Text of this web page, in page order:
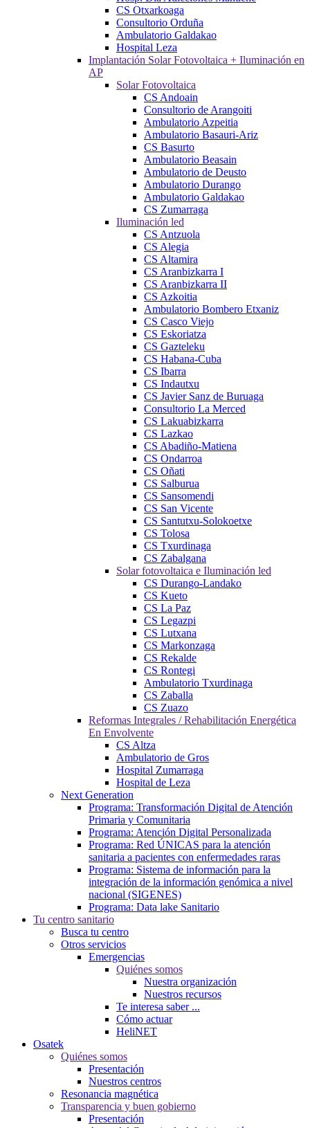
CS Otxarkoaga
Consultorio Orduña
Ambulatorio Galdakao
Hospital Leza
Implantación Solar Fotovoltaica + Iluminación en
AP
Solar Fotovoltaica
CS Andoain
Consultorio de Arangoiti
Ambulatorio Azpeitia
Ambulatorio Basauri-Ariz
CS Basurto
Ambulatorio Beasain
Ambulatorio de Deusto
Ambulatorio Durango
Ambulatorio Galdakao
CS Zumarraga
Iluminación led
CS Antzuola
CS Alegia
CS Altamira
CS Aranbizkarra I
CS Aranbizkarra II
CS Azkoitia
Ambulatorio Bombero Etxaniz
CS Casco Viejo
CS Eskoriatza
CS Gazteleku
CS Habana-Cuba
CS Ibarra
CS Indautxu
CS Javier Sanz de Buruaga
Consultorio La Merced
CS Lakuabizkarra
CS Lazkao
CS Abadiño-Matiena
CS Ondarroa
CS Oñati
CS Salburua
CS Sansomendi
CS San Vicente
CS Santutxu-Solokoetxe
CS Tolosa
CS Txurdinaga
CS Zabalgana
Solar fotovoltaica e Iluminación led
CS Durango-Landako
CS Kueto
CS La Paz
CS Legazpi
CS Lutxana
CS Markonzaga
CS Rekalde
CS Rontegi
Ambulatorio Txurdinaga
CS Zaballa
CS Zuazo
Reformas Integrales / Rehabilitación Energética
En Envolvente
CS Altza
Ambulatorio de Gros
Hospital Zumarraga
Hospital de Leza
Next Generation
Programa: Transformación Digital de Atención
Primaria y Comunitaria
Programa: Atención Digital Personalizada
Programa: Red ÚNICAS para la atención
sanitaria a pacientes con enfermedades raras
Programa: Sistema de información para la
integración de la información genómica a nivel
nacional (SIGENES)
Programa: Data lake Sanitario
Tu centro sanitario
Busca tu centro
Otros servicios
Emergencias
Quiénes somos
Nuestra organización
Nuestros recursos
Te interesa saber ...
Cómo actuar
HeliNET
Osatek
Quiénes somos
Presentación
Nuestros centros
Resonancia magnética
Transparencia y buen gobierno
Presentación